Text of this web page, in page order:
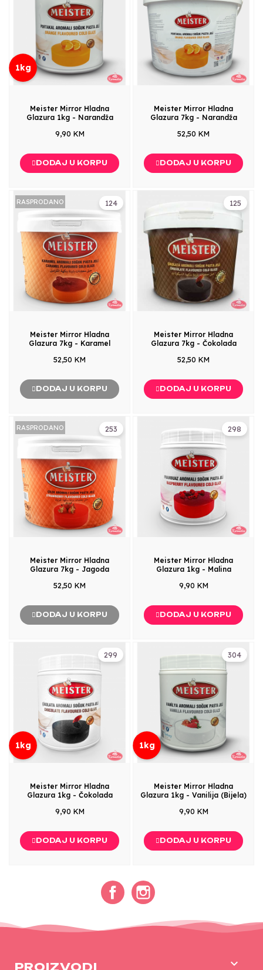
1kg
Meister Mirror Hladna
Glazura 1kg - Narandža
9,90 KM
DODAJ U KORPU
Meister Mirror Hladna
Glazura 7kg - Narandža
52,50 KM
DODAJ U KORPU
124
RASPRODANO
Meister Mirror Hladna
Glazura 7kg - Karamel
52,50 KM
DODAJ U KORPU
125
Meister Mirror Hladna
Glazura 7kg - Čokolada
52,50 KM
DODAJ U KORPU
253
RASPRODANO
Meister Mirror Hladna
Glazura 7kg - Jagoda
52,50 KM
DODAJ U KORPU
298
Meister Mirror Hladna
Glazura 1kg - Malina
9,90 KM
DODAJ U KORPU
299
1kg
Meister Mirror Hladna
Glazura 1kg - Čokolada
9,90 KM
DODAJ U KORPU
304
1kg
Meister Mirror Hladna
Glazura 1kg - Vanilija (Bijela)
9,90 KM
DODAJ U KORPU
Facebook
PROIZVODI 